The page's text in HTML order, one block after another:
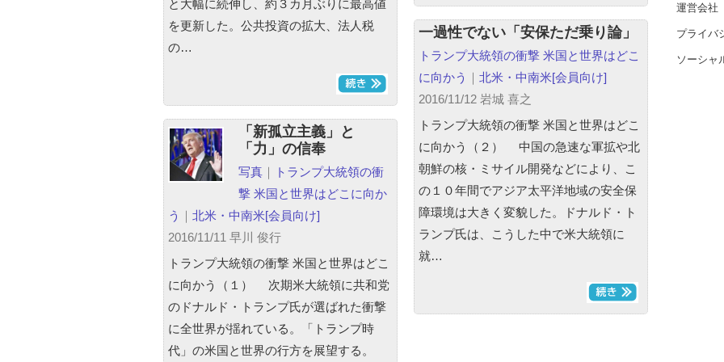
と大幅に続伸し、約３カ月ぶりに最高値
を更新した。公共投資の拡大、法人税
の…
一過性でない「安保ただ乗り論」
トランプ大統領の衝撃 米国と世界はどこ
に向かう
｜ 北米・中南米[会員向け]
2016/11/12 岩城 喜之
トランプ大統領の衝撃 米国と世界はどこ
に向かう（２） 中国の急速な軍拡や北
朝鮮の核・ミサイル開発などにより、こ
の１０年間でアジア太平洋地域の安全保
障環境は大きく変貌した。ドナルド・ト
ランプ氏は、こうした中で米大統領に
就…
「新孤立主義」と
「力」の信奉
写真 ｜
トランプ大統領の衝
撃 米国と世界はどこに向か
う
｜ 北米・中南米[会員向け]
2016/11/11 早川 俊行
トランプ大統領の衝撃 米国と世界はどこ
に向かう（１） 次期米大統領に共和党
のドナルド・トランプ氏が選ばれた衝撃
に全世界が揺れている。「トランプ時
代」の米国と世界の行方を展望する。
運営会社
プライバ
ソーシャ